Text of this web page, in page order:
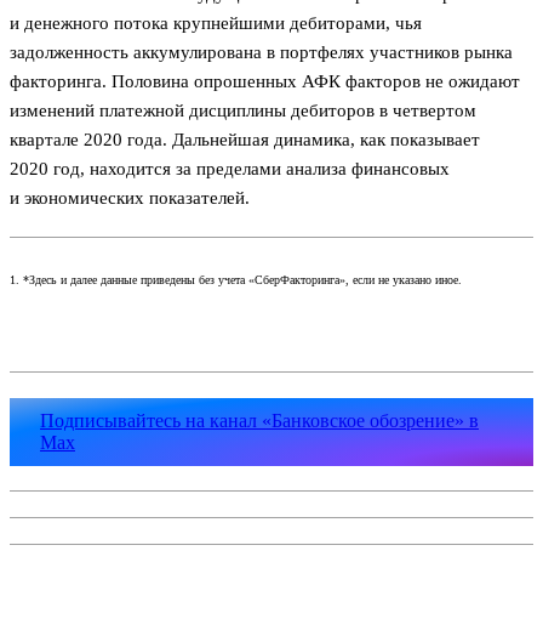
и денежного потока крупнейшими дебиторами, чья
задолженность аккумулирована в портфелях участников рынка
факторинга. Половина опрошенных АФК факторов не ожидают
изменений платежной дисциплины дебиторов в четвертом
квартале 2020 года. Дальнейшая динамика, как показывает
2020 год, находится за пределами анализа финансовых
и экономических показателей.
1. *Здесь и далее данные приведены без учета «СберФакторинга», если не указано иное.
Подписывайтесь на канал «Банковское обозрение» в
Max